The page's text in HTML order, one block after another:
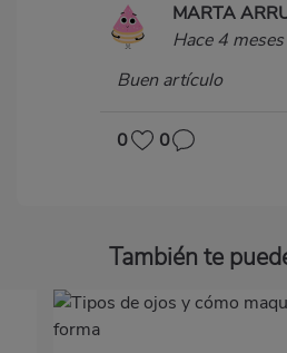
MARTA
Hace 4
Buen artículo
0 0
También te